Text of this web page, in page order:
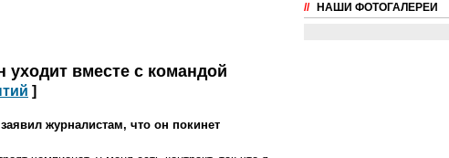
уходит вместе с командой
]
журналистам, что он покинет
// НАШИ ФОТОГАЛЕРЕИ